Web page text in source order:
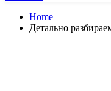
Home
Детально